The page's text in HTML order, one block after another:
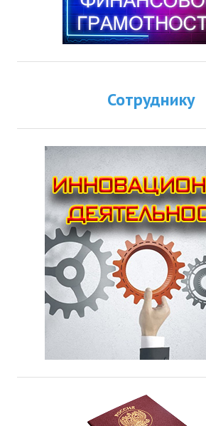
Сотруднику